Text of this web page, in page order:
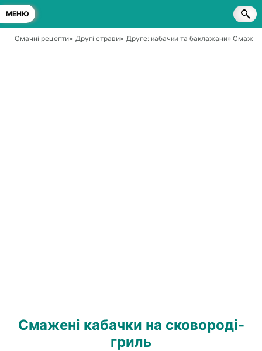
МЕНЮ
Смачні рецепти» Другі страви» Друге: кабачки та баклажани»
Смажені кабачки на сковороді-
гриль